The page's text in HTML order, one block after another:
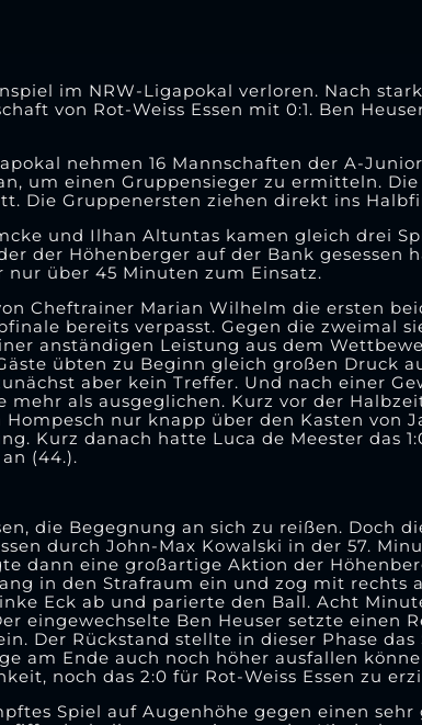
im NRW-Ligapokal verloren. Nach
von Rot-Weiss Essen mit 0:1. Ben
nehmen 16 Mannschaften der A-
um einen Gruppensieger zu ermitteln.
Die Gruppenersten ziehen direkt ins
und Ilhan Altuntas kamen gleich drei
der Höhenberger auf der Bank gesessen
über 45 Minuten zum Einsatz.
Cheftrainer Marian Wilhelm die ersten
bereits verpasst. Gegen die zweimal
anständigen Leistung aus dem
übten zu Beginn gleich großen Druck
aber kein Treffer. Und nach einer
als ausgeglichen. Kurz vor der
nur knapp über den Kasten von
Kurz danach hatte Luca de Meester das
(44.).
die Begegnung an sich zu reißen. Doch
durch John-Max Kowalski in der 57.
dann eine großartige Aktion der
in den Strafraum ein und zog mit rechts
Eck ab und parierte den Ball. Acht
eingewechselte Ben Heuser setzte einen
Der Rückstand stellte in dieser Phase das
am Ende auch noch höher ausfallen
noch das 2:0 für Rot-Weiss Essen zu
Spiel auf Augenhöhe gegen einen